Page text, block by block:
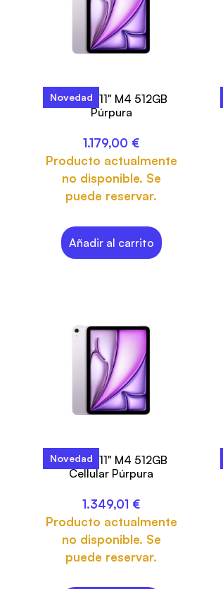
Novedad
iPad Air 11" M4 512GB
Púrpura
1.179,00 €
Producto actualmente
no disponible. Se
puede reservar.
Añadir al carrito
Novedad
iPad Air 11" M4 512GB
Cellular Púrpura
1.349,01 €
Producto actualmente
no disponible. Se
puede reservar.